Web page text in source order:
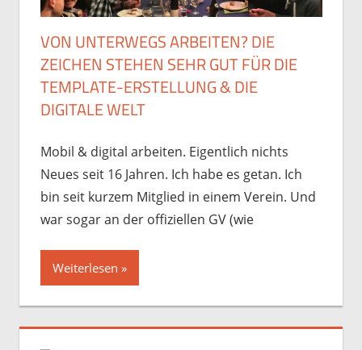
VON UNTERWEGS ARBEITEN? DIE
ZEICHEN STEHEN SEHR GUT FÜR DIE
TEMPLATE-ERSTELLUNG & DIE
DIGITALE WELT
Mobil & digital arbeiten. Eigentlich nichts
Neues seit 16 Jahren. Ich habe es getan. Ich
bin seit kurzem Mitglied in einem Verein. Und
war sogar an der offiziellen GV (wie
Weiterlesen